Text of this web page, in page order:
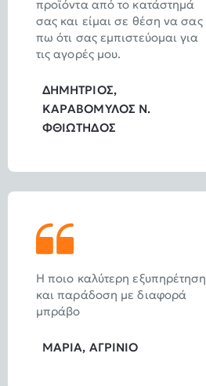
προϊόντα από το κατάστημά
σας και είμαι σε θέση να σας
πω ότι σας εμπιστεύομαι για
τις αγορές μου.
ΔΗΜΗΤΡΙΟΣ,
ΚΑΡΑΒΟΜΥΛΟΣ Ν.
ΦΘΙΩΤΗΔΟΣ
Η ποιο καλύτερη εξυπηρέτηση
και παράδοση με διαφορά
μπράβο
ΜΑΡΙΑ, ΑΓΡΙΝΙΟ